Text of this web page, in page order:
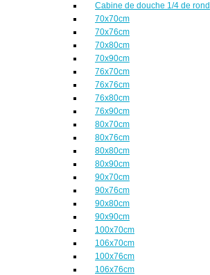
Cabine de douche 1/4 de rond
70x70cm
70x76cm
70x80cm
70x90cm
76x70cm
76x76cm
76x80cm
76x90cm
80x70cm
80x76cm
80x80cm
80x90cm
90x70cm
90x76cm
90x80cm
90x90cm
100x70cm
106x70cm
100x76cm
106x76cm